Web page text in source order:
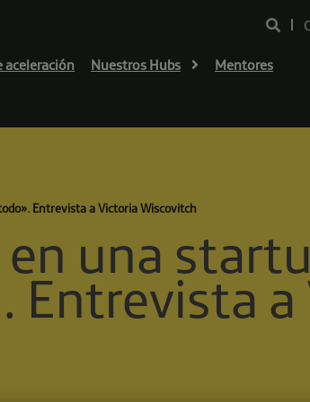
aceleración Nuestros Hubs
Mentores
Entrevista a Victoria Wiscovitch
una
Entrevista